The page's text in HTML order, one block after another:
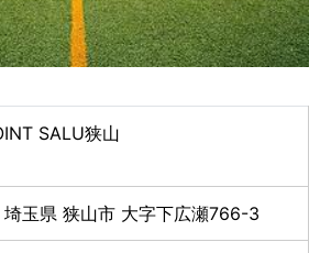
SALU狭山
玉県 狭山市 大字下広瀬766-3